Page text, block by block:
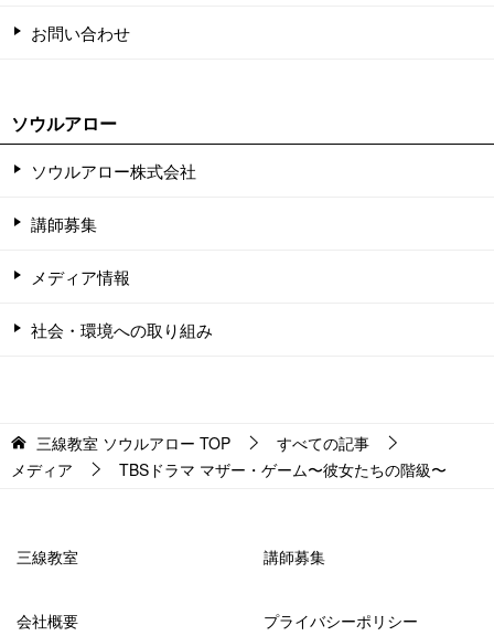
お問い合わせ
ソウルアロー
ソウルアロー株式会社
講師募集
メディア情報
社会・環境への取り組み
三線教室 ソウルアロー TOP
すべての記事
メディア
TBSドラマ マザー・ゲーム〜彼女たちの階級〜
三線教室 講師募集
会社概要 プライバシーポリシー